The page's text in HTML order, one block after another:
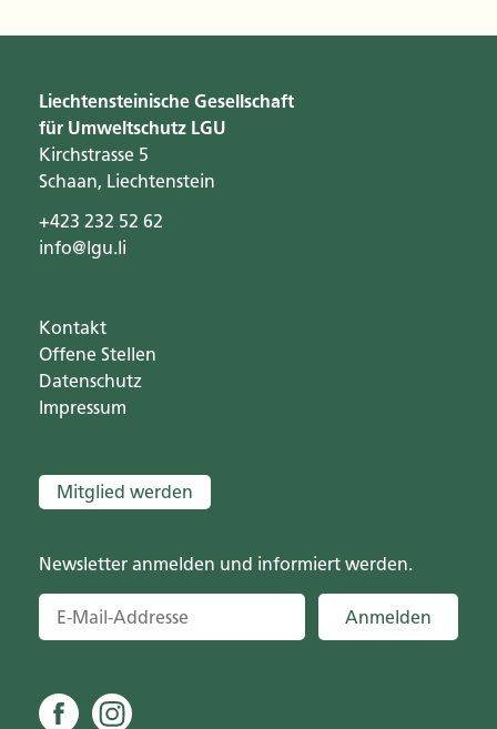
Liechtensteinische Gesellschaft
für Umweltschutz LGU
Kirchstrasse 5
Schaan, Liechtenstein
+423 232 52 62
info@lgu.li
Kontakt
Offene Stellen
Datenschutz
Impressum
Mitglied werden
Newsletter anmelden und informiert werden.
Anmelden